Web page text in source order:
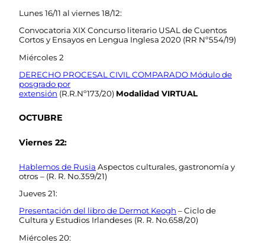
Lunes 16/11 al viernes 18/12:
Convocatoria XIX Concurso literario USAL de Cuentos
Cortos y Ensayos en Lengua Inglesa 2020 (RR Nº554/19)
Miércoles 2
DERECHO PROCESAL CIVIL COMPARADO Módulo de
posgrado por
extensión (R.R.Nº173/20) Modalidad VIRTUAL
OCTUBRE
Viernes 22:
Hablemos de Rusia Aspectos culturales, gastronomía y
otros – (R. R. No.359/21)
Jueves 21:
Presentación del libro de Dermot Keogh – Ciclo de
Cultura y Estudios Irlandeses (R. R. No.658/20)
Miércoles 20: